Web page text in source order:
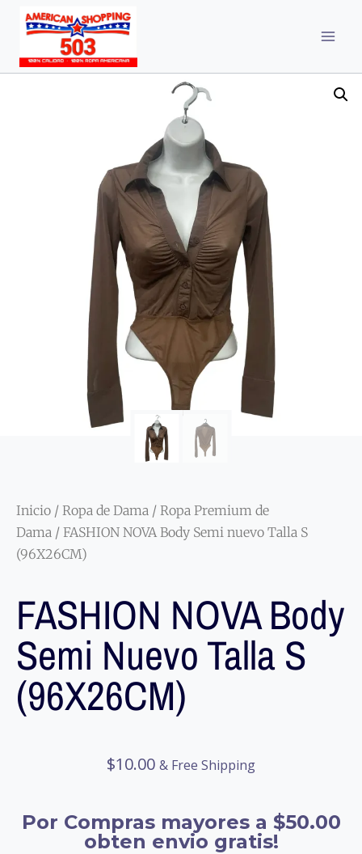
Inicio / Ropa de Dama / Ropa Premium de
Dama / FASHION NOVA Body Semi nuevo Talla S
(96X26CM)
FASHION NOVA Body
Semi Nuevo Talla S
(96X26CM)
$10.00 & Free Shipping
Por Compras mayores a $50.00
obten envio gratis!